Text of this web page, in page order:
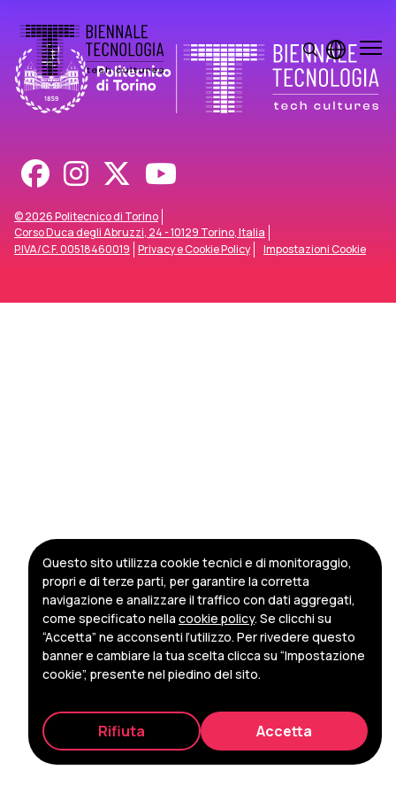
© 2026 Politecnico di Torino
Corso Duca degli Abruzzi, 24 - 10129 Torino, Italia
P.IVA/C.F. 00518460019 Privacy e Cookie Policy Impostazioni Cookie
Questo sito utilizza cookie tecnici e di monitoraggio,
propri e di terze parti, per garantire la corretta
navigazione e analizzare il traffico con dati aggregati,
come specificato nella cookie policy. Se clicchi su
“Accetta” ne acconsenti l’utilizzo. Per rivedere questo
banner e cambiare la tua scelta clicca su “Impostazione
cookie”, presente nel piedino del sito.
Rifiuta Accetta